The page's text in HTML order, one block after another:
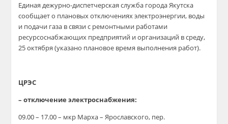
Единая дежурно-диспетчерская служба города Якутска
сообщает о плановых отключениях электроэнергии, воды
и подачи газа в связи с ремонтными работами
ресурсоснабжающих предприятий и организаций в среду,
25 октября (указано плановое время выполнения работ).
ЦРЭС
– отключение электроснабжения:
09.00 – 17.00 – мкр Марха – Ярославского, пер.